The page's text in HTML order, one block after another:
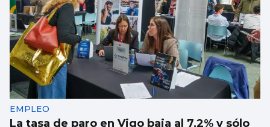
EMPLEO
La tasa de paro en Vigo baja al 7,2% y sólo